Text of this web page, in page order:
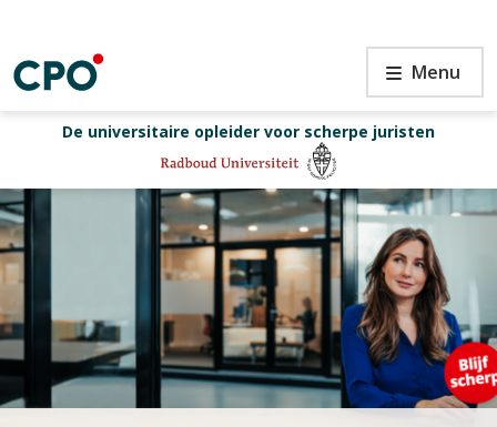
de
inhoud
CPO Menu
De universitaire opleider voor scherpe juristen